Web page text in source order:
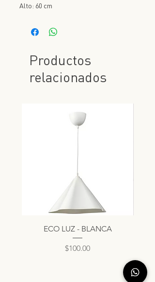
Alto: 60 cm
Productos
relacionados
ECO LUZ - BLANCA
Precio
$100.00